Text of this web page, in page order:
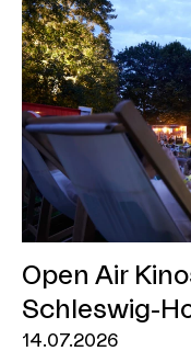
Open Air
Schleswig-
14.07.2026